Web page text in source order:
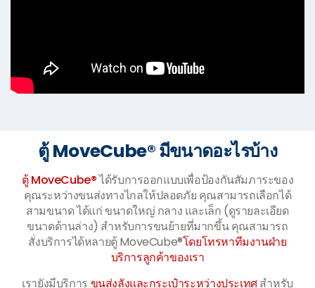
ตู้ MoveCube® มีขนาดอะไรบ้าง
ตู้ MoveCube®ได้รับการออกแบบเพื่อป้องกันสัมภาระของ
คุณระหว่างขนส่งทางไกลให้ปลอดภัย คุณสามารถเลือกได้
สามขนาด ได้แก่ ขนาดใหญ่ กลาง และเล็ก (ดูรายละเอียด
ขนาดด้านล่าง) สำหรับการขนย้ายที่มากขึ้น คุณสามารถ
สั่งบริการได้หลายตู้ MoveCube®โดยโทรหาทีมงานฝ่าย
บริการลูกค้าของเรา
เรายังมีบริการ ขนส่งลังและกระเป๋าระหว่างประเทศสำหรับ